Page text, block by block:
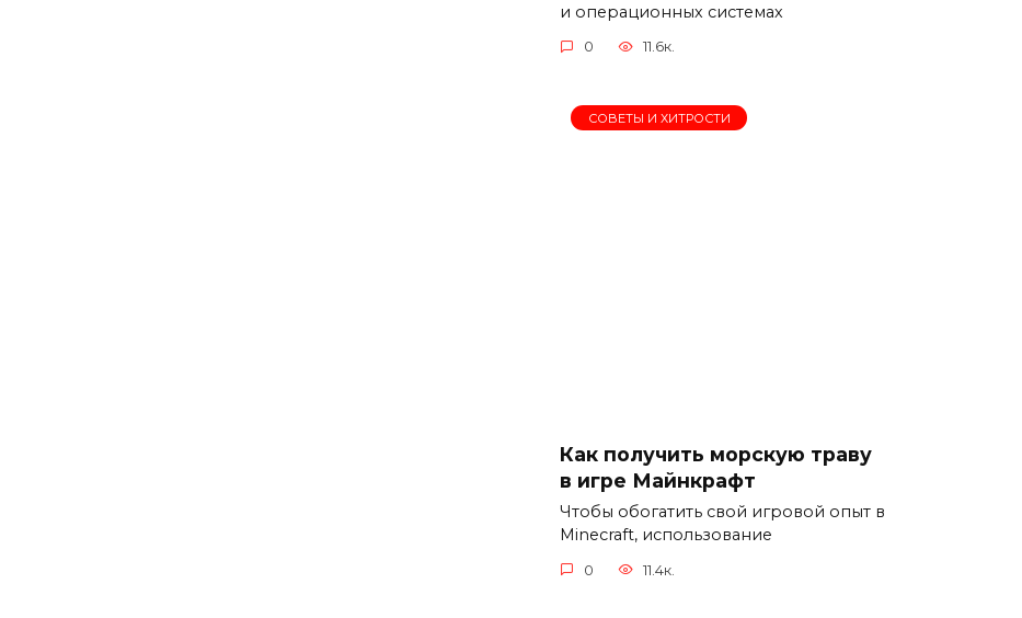
и операционных системах
0 11.6к.
СОВЕТЫ И ХИТРОСТИ
Как получить морскую траву
в игре Майнкрафт
Чтобы обогатить свой игровой опыт в
Minecraft, использование
0 11.4к.